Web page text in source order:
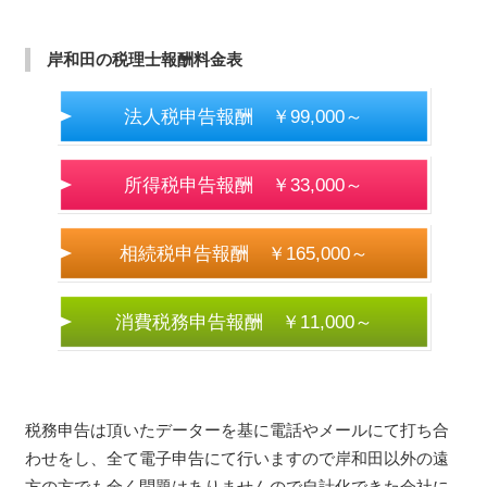
岸和田の税理士報酬料金表
法人税申告報酬 ￥99,000～
所得税申告報酬 ￥33,000～
相続税申告報酬 ￥165,000～
消費税務申告報酬 ￥11,000～
税務申告は頂いたデーターを基に電話やメールにて打ち合
わせをし、全て電子申告にて行いますので岸和田以外の遠